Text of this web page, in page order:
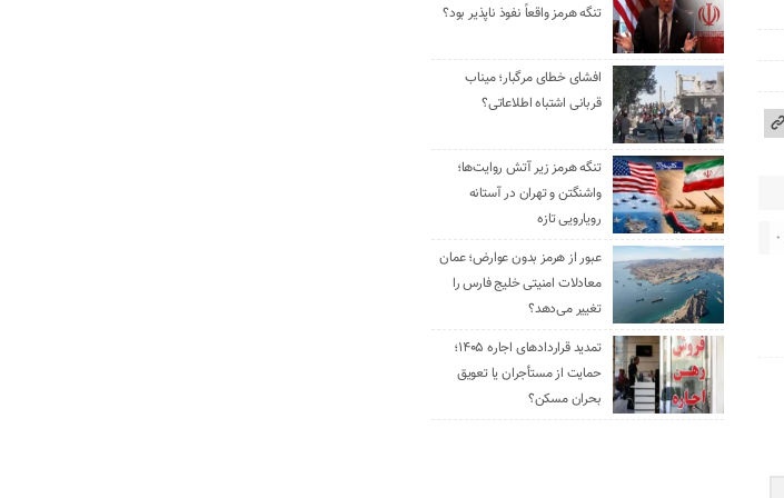
تنگه هرمز واقعاً نفوذ ناپذیر بود؟
افشای خطای مرگبار؛ میناب
قربانی اشتباه اطلاعاتی؟
تنگه هرمز زیر آتش روایت‌ها؛
واشنگتن و تهران در آستانه
رویارویی تازه
عبور از هرمز بدون عوارض؛ عمان
معادلات امنیتی خلیج فارس را
تغییر می‌دهد؟
تمدید قراردادهای اجاره ۱۴۰۵؛
حمایت از مستأجران یا تعویق
بحران مسکن؟